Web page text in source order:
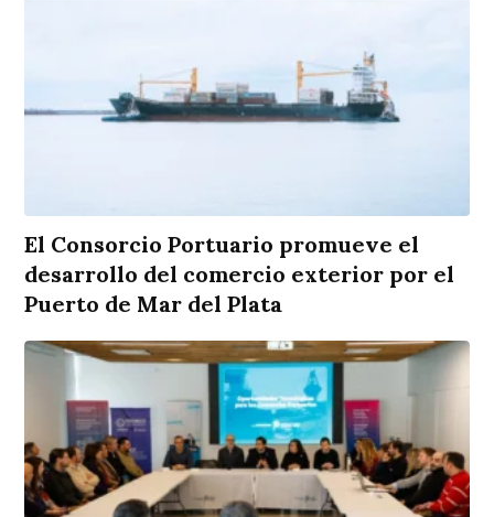
El Consorcio Portuario promueve el
desarrollo del comercio exterior por el
Puerto de Mar del Plata